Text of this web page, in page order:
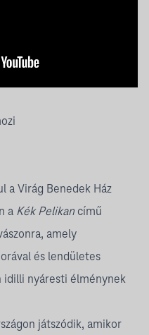
a Virág Benedek Ház
a Kék Pelikan című
amely
és lendületes
nyáresti élménynek
játszódik, amikor